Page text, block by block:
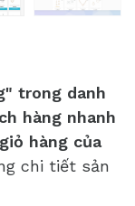
trong danh
hàng nhanh
hàng của
chi tiết sản